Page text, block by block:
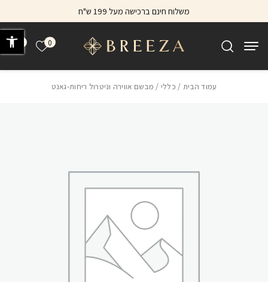
משלוח חינם ברכישה מעל 199 ש"ח
0 הרשימה
עמוד הבית / כללי / מבשם אווירה וניטרול ריחות-גאנט